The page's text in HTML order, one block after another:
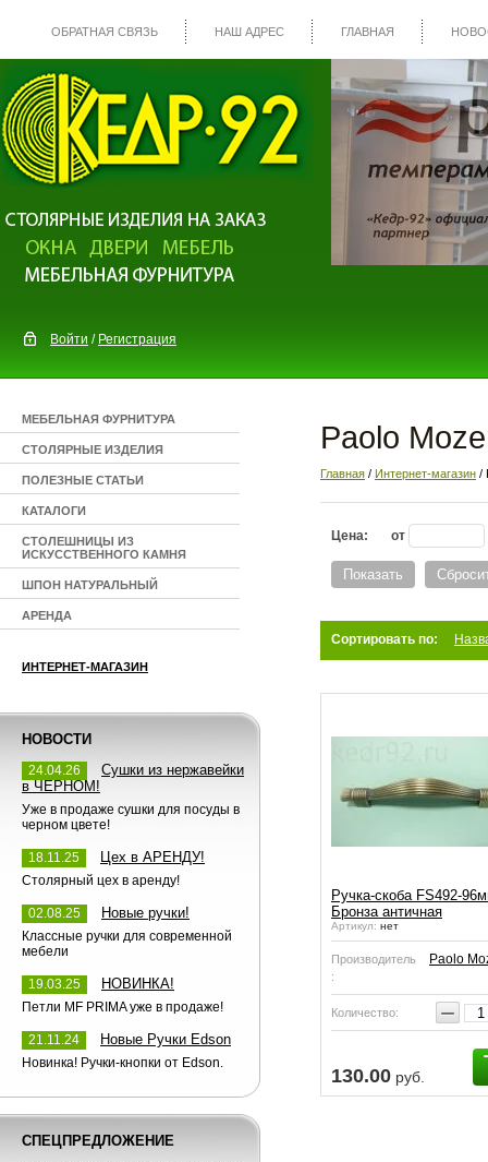
Войти / Регистрация
ОБРАТНАЯ СВЯЗЬ НАШ АДРЕС ГЛАВНАЯ
Paolo
Главная / Интернет-магазин /
Цена: от
Показать
Сортировать по:
Ручка-скоба FS492-
Бронза античная
Артикул: нет
Производитель
:
Paolo
Количество: −
130.00 руб.
МЕБЕЛЬНАЯ ФУРНИТУРА
СТОЛЯРНЫЕ ИЗДЕЛИЯ
ПОЛЕЗНЫЕ СТАТЬИ
КАТАЛОГИ
СТОЛЕШНИЦЫ ИЗ
ИСКУССТВЕННОГО КАМНЯ
ШПОН НАТУРАЛЬНЫЙ
АРЕНДА
ИНТЕРНЕТ-МАГАЗИН
НОВОСТИ
24.04.26
Сушки из нержавейки
в ЧЕРНОМ!
Уже в продаже сушки для посуды в
черном цвете!
18.11.25 Цех в АРЕНДУ!
Столярный цех в аренду!
02.08.25 Новые ручки!
Классные ручки для современной
мебели
19.03.25 НОВИНКА!
Петли MF PRIMA уже в продаже!
21.11.24 Новые Ручки Edson
Новинка! Ручки-кнопки от Edson.
СПЕЦПРЕДЛОЖЕНИЕ